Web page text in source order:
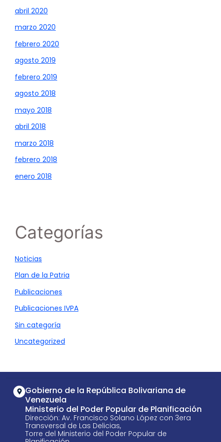
abril 2020
marzo 2020
febrero 2020
agosto 2019
febrero 2019
agosto 2018
mayo 2018
abril 2018
marzo 2018
febrero 2018
enero 2018
Categorías
Noticias
Plan de la Patria
Publicaciones
Publicaciones IVPA
Sin categoría
Uncategorized
Gobierno de la República Bolivariana de
Venezuela
Ministerio del Poder Popular de Planificación
Dirección: Av. Francisco Solano López con 3era
Transversal de Las Delicias,
Torre del Ministerio del Poder Popular de